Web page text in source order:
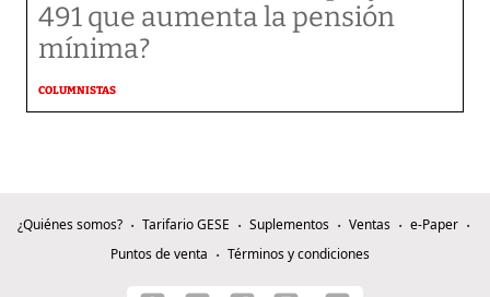
491 que aumenta la pensión
mínima?
COLUMNISTAS
¿Quiénes somos? Tarifario GESE Suplementos Ventas
e-Paper
Puntos de venta
Términos y condiciones